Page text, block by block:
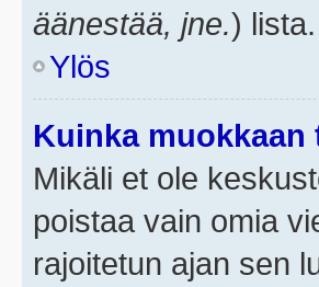
äänestää, jne.) lista.
Ylös
Kuinka
Mikäli et ole
poistaa vain omia
rajoitetun ajan sen